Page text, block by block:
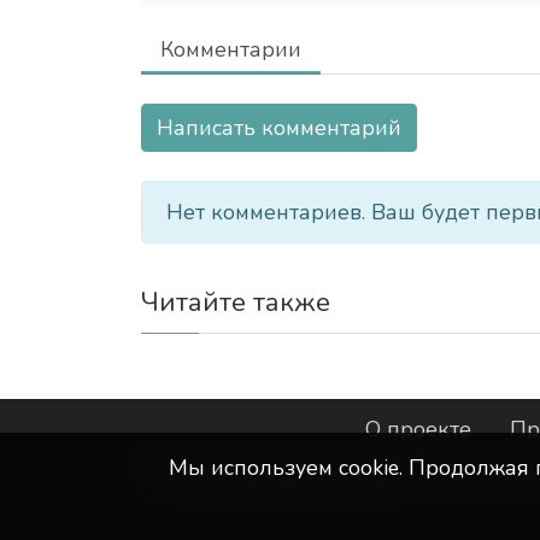
Комментарии
Написать комментарий
Нет комментариев. Ваш будет
Читайте также
О проекте
©ООО "Интернет-Курск"- Все
Мы используем сookie. Продолжая